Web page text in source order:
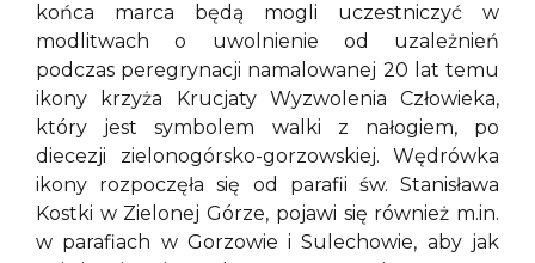
końca marca będą mogli uczestniczyć w
modlitwach o uwolnienie od uzależnień
podczas peregrynacji namalowanej 20 lat temu
ikony krzyża Krucjaty Wyzwolenia Człowieka,
który jest symbolem walki z nałogiem, po
diecezji zielonogórsko-gorzowskiej. Wędrówka
ikony rozpoczęła się od parafii św. Stanisława
Kostki w Zielonej Górze, pojawi się również m.in.
w parafiach w Gorzowie i Sulechowie, aby jak